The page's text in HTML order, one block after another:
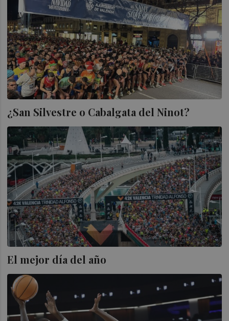
¿San Silvestre o Cabalgata del Ninot?
El mejor día del año